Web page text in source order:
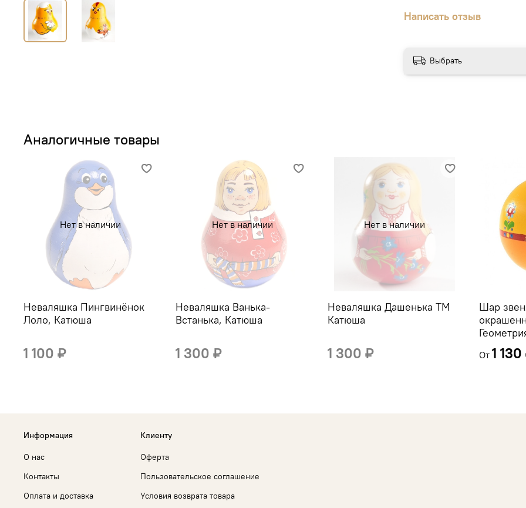
Написать отзыв
Выбрать
Аналогичные товары
Нет в наличии
Неваляшка Пингвинёнок
Лоло, Катюша
1 100 ₽
Нет в наличии
Неваляшка Ванька-
Встанька, Катюша
1 300 ₽
Нет в наличии
Неваляшка Дашенька ТМ
Катюша
1 300 ₽
Шар
От 1
Информация
О нас
Контакты
Оплата и доставка
Клиенту
Оферта
Пользовательское соглашение
Условия возврата товара